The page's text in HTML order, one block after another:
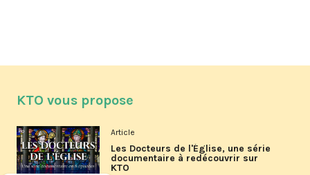
KTO vous propose
Article
Les Docteurs de l'Église, une série
documentaire à redécouvrir sur
KTO